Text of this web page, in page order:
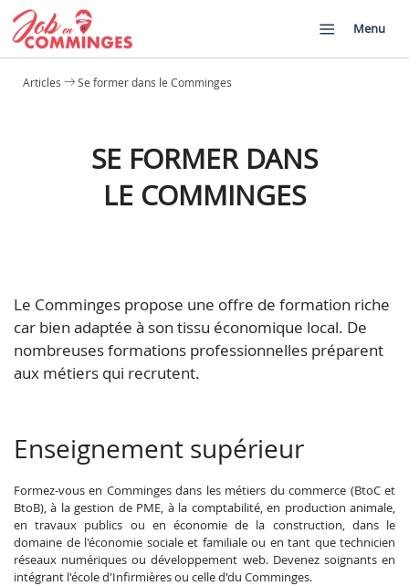
Menu
Articles Se former dans le Comminges
SE FORMER DANS
LE COMMINGES
Le Comminges propose une offre de formation riche
car bien adaptée à son tissu économique local. De
nombreuses formations professionnelles préparent
aux métiers qui recrutent.
Enseignement supérieur
Formez-vous en Comminges dans les métiers du commerce (BtoC et
BtoB), à la gestion de PME, à la comptabilité, en production animale,
en travaux publics ou en économie de la construction, dans le
domaine de l'économie sociale et familiale ou en tant que technicien
réseaux numériques ou développement web. Devenez soignants en
intégrant l'école d'Infirmières ou celle d'du Comminges.